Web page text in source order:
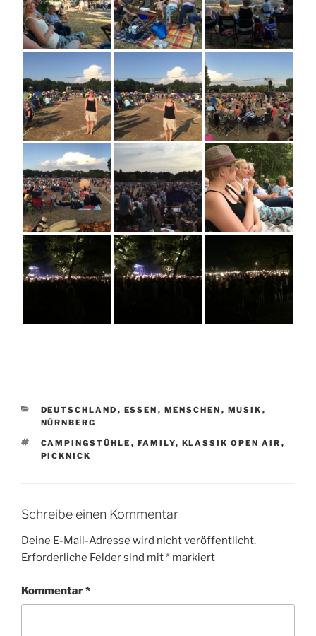
KATEGORIEN
DEUTSCHLAND , ESSEN , MENSCHEN , MUSIK ,
NÜRNBERG
SCHLAGWÖRTER
CAMPINGSTÜHLE , FAMILY, KLASSIK OPEN AIR ,
PICKNICK
Schreibe einen Kommentar
Deine E-Mail-Adresse wird nicht veröffentlicht.
Erforderliche Felder sind mit* markiert
Kommentar*